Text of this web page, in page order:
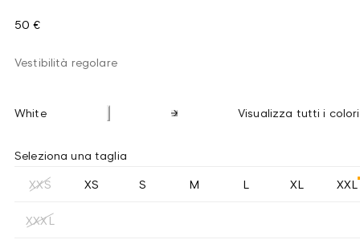
50 €
Vestibilità regolare
White Visualizza tutti i colori
Seleziona una taglia
XXS XS S M L XL XXL
XXXL